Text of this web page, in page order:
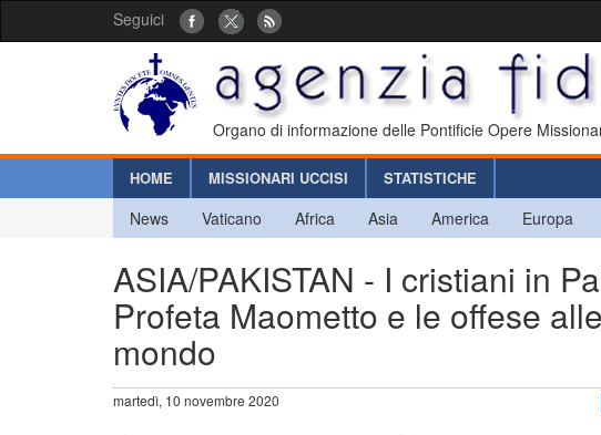
Seguici
Organo di informazione delle Pontificie Opere
HOME MISSIONARI UCCISI STATISTICHE
News Vaticano Africa Asia America Europa
ASIA/PAKISTAN - I cristiani in
Profeta Maometto e le offese
mondo
martedì, 10 novembre 2020